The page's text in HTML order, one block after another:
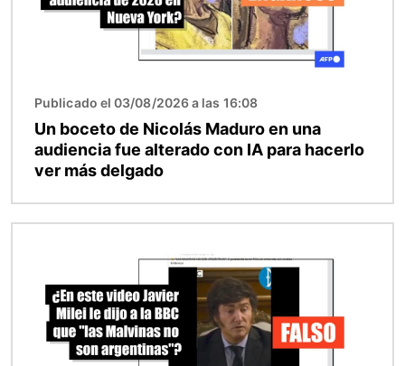
Publicado el 03/08/2026 a las 16:08
Un boceto de Nicolás Maduro en una
audiencia fue alterado con IA para hacerlo
ver más delgado